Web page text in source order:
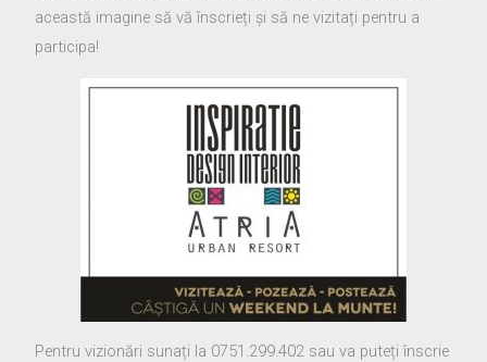
această imagine să vă înscrieți și să ne vizitați pentru a
participa!
Pentru vizionări sunați la 0751.299.402 sau va puteți înscrie